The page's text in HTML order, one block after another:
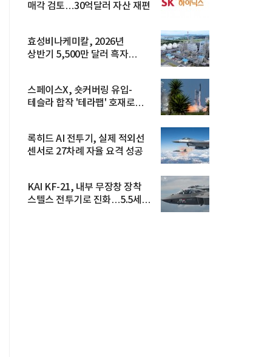
매각 검토…30억달러 자산 재편
효성비나케미칼, 2026년
상반기 5,500만 달러 흑자
스페이스X, 숏커버링 유입-
테슬라 합작 '테라팹' 호재로
록히드 AI 전투기, 실제 적외선
센서로 27차례 자율 요격 성공
KAI KF-21, 내부 무장창 장착
스텔스 전투기로 진화…5.5세대